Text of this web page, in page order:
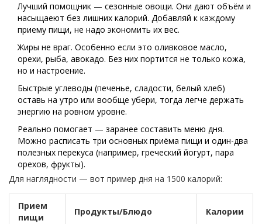
Лучший помощник — сезонные овощи. Они дают объём и
насыщаеют без лишних калорий. Добавляй к каждому
приему пищи, не надо экономить их вес.
Жиры не враг. Особенно если это оливковое масло,
орехи, рыба, авокадо. Без них портится не только кожа,
но и настроение.
Быстрые углеводы (печенье, сладости, белый хлеб)
оставь на утро или вообще убери, тогда легче держать
энергию на ровном уровне.
Реально помогает — заранее составить меню дня.
Можно расписать три основных приёма пищи и один-два
полезных перекуса (например, греческий йогурт, пара
орехов, фрукты).
Для наглядности — вот пример дня на 1500 калорий:
Прием
пищи
Продукты/Блюдо Калории